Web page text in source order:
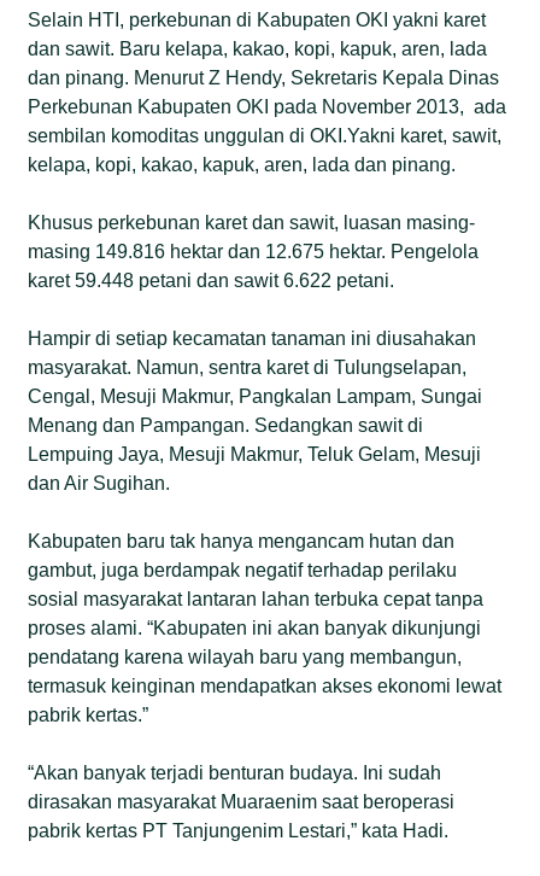
Selain HTI, perkebunan di Kabupaten OKI yakni karet
dan sawit. Baru kelapa, kakao, kopi, kapuk, aren, lada
dan pinang. Menurut Z Hendy, Sekretaris Kepala Dinas
Perkebunan Kabupaten OKI pada November 2013, ada
sembilan komoditas unggulan di OKI.Yakni karet, sawit,
kelapa, kopi, kakao, kapuk, aren, lada dan pinang.
Khusus perkebunan karet dan sawit, luasan masing-
masing 149.816 hektar dan 12.675 hektar. Pengelola
karet 59.448 petani dan sawit 6.622 petani.
Hampir di setiap kecamatan tanaman ini diusahakan
masyarakat. Namun, sentra karet di Tulungselapan,
Cengal, Mesuji Makmur, Pangkalan Lampam, Sungai
Menang dan Pampangan. Sedangkan sawit di
Lempuing Jaya, Mesuji Makmur, Teluk Gelam, Mesuji
dan Air Sugihan.
Kabupaten baru tak hanya mengancam hutan dan
gambut, juga berdampak negatif terhadap perilaku
sosial masyarakat lantaran lahan terbuka cepat tanpa
proses alami. “Kabupaten ini akan banyak dikunjungi
pendatang karena wilayah baru yang membangun,
termasuk keinginan mendapatkan akses ekonomi lewat
pabrik kertas.”
“Akan banyak terjadi benturan budaya. Ini sudah
dirasakan masyarakat Muaraenim saat beroperasi
pabrik kertas PT Tanjungenim Lestari,” kata Hadi.